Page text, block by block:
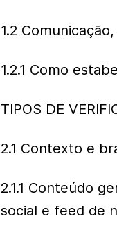
1.2
1.2.1 Como
TIPOS DE
2.1 Contexto e
2.1.1 Conteúdo
social e feed de